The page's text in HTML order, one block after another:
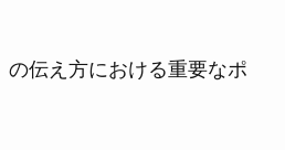
の伝え方における重要なポ